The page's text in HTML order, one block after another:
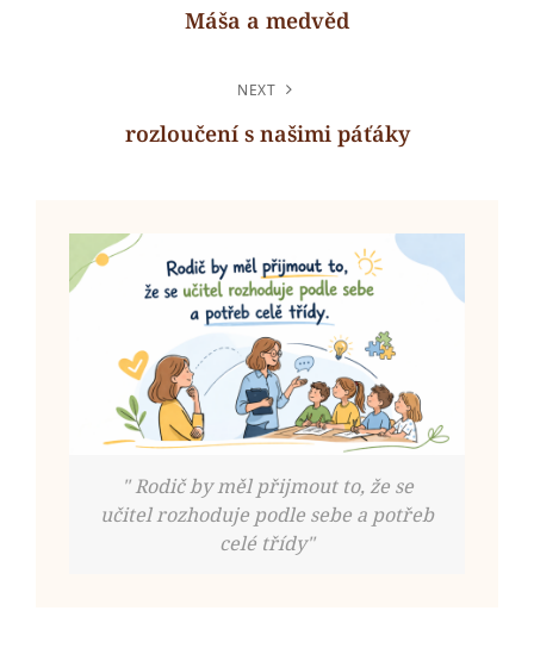
Máša a medvěd
NEXT
rozloučení s našimi páťáky
" Rodič by měl přijmout to, že se
učitel rozhoduje podle sebe a potřeb
celé třídy"